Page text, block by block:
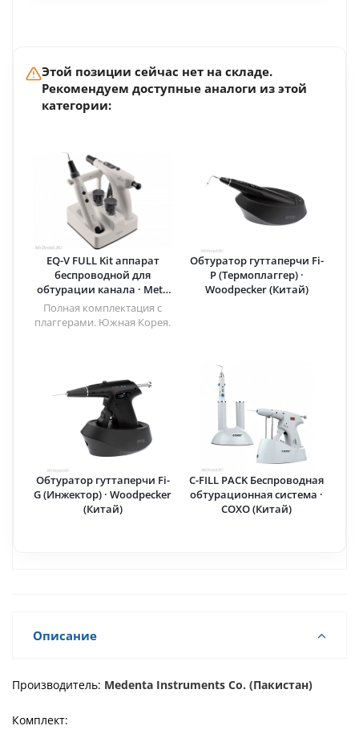
Этой позиции сейчас нет на складе.
Рекомендуем доступные аналоги из этой
категории:
EQ-V FULL Kit аппарат
беспроводной для
обтурации канала · Meta
Systems (Ю.Корея)
Полная комплектация с
плаггерами. Южная Корея.
Обтуратор гуттаперчи Fi-
P (Термоплаггер) ·
Woodpecker (Китай)
Обтуратор гуттаперчи Fi-
G (Инжектор) · Woodpecker
(Китай)
C-FILL PACK Беспроводная
обтурационная система ·
COXO (Китай)
Описание
Производитель: Medenta Instruments Co. (Пакистан)
Комплект: